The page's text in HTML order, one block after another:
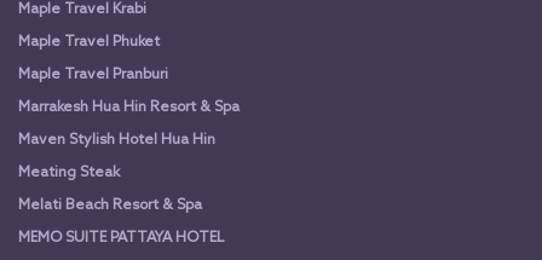
Maple Travel Krabi
Maple Travel Phuket
Maple Travel Pranburi
Marrakesh Hua Hin Resort & Spa
Maven Stylish Hotel Hua Hin
Meating Steak
Melati Beach Resort & Spa
MEMO SUITE PATTAYA HOTEL